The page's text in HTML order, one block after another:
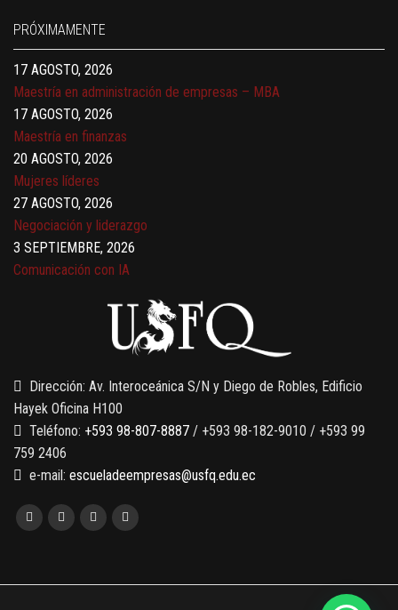
PRÓXIMAMENTE
17 AGOSTO, 2026
Gerencia de empresas familiares
17 AGOSTO, 2026
Maestría en administración de empresas – MBA
17 AGOSTO, 2026
Maestría en finanzas
20 AGOSTO, 2026
Mujeres líderes
27 AGOSTO, 2026
Negociación y liderazgo
3 SEPTIEMBRE, 2026
Comunicación con IA
Gobernanza de datos
13 AGOSTO, 2026
Finanzas para no financieros
Dirección: Av. Interoceánica S/N y Diego de Robles, Edificio
Hayek Oficina H100
Teléfono: +593 98-807-8887 / +593 98-182-9010 / +593 99
759 2406
e-mail: escueladeempresas@usfq.edu.ec